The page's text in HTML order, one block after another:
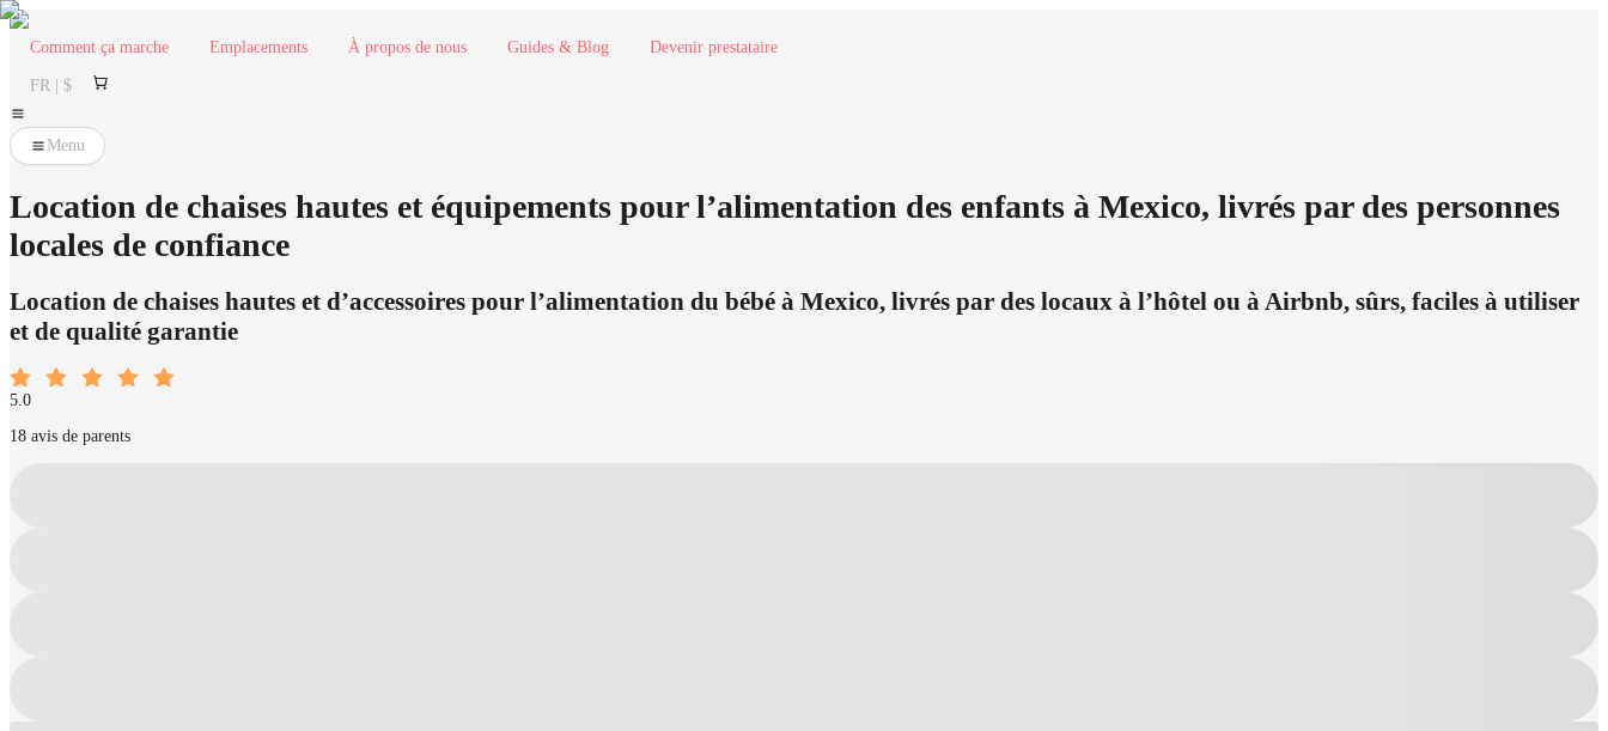
Comment ça marche Emplacements À propos de nous Guides & Blog Devenir prestataire
FR | $
Menu
Location de chaises hautes et équipements pour l’alimentation des enfants à Mexico, livrés par des personnes
locales de confiance
Location de chaises hautes et d’accessoires pour l’alimentation du bébé à Mexico, livrés par des locaux à l’hôtel ou à Airbnb, sûrs, faciles à utiliser
et de qualité garantie
5.0
18 avis de parents